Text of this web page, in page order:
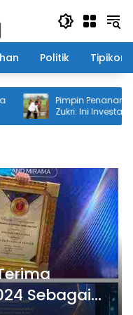
Politik Tipikor
Penanaman Pohon
Zukri: Ini Investasi Jangka
Depan Pelalawan
Sebagai